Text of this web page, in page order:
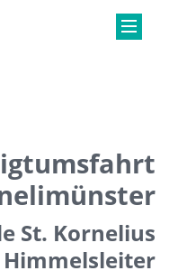
St. Kornelius